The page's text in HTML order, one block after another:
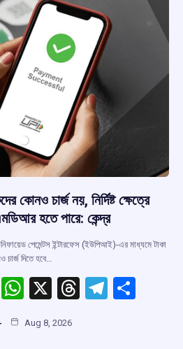
কোনও চার্জ নয়, নির্দিষ্ট ক্ষেত্রে
হতে পারে: কেন্দ্র
পেমেন্টস ইন্টারফেস (ইউপিআই)-এর মাধ্যমে টাকা
চার্জ দিতে হবে…
F
W
at
X
T
T
Aug 8, 2026